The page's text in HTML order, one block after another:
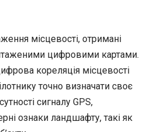
місцевості, отримані
цифровими картами.
кореляція місцевості
точно визначати своє
сигналу GPS,
ознаки ландшафту, такі як